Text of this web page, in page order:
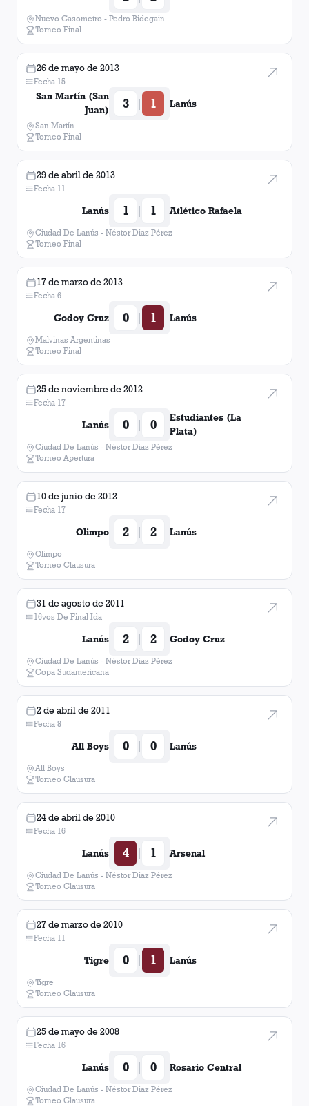
Nuevo Gasometro - Pedro Bidegain
Torneo Final
26 de mayo de 2013
Fecha 15
San Martín (San
Juan)
3 | 1 Lanús
San Martín
Torneo Final
29 de abril de 2013
Fecha 11
Lanús 1 | 1 Atlético Rafaela
Ciudad De Lanús - Néstor Diaz Pérez
Torneo Final
17 de marzo de 2013
Fecha 6
Godoy Cruz 0 | 1 Lanús
Malvinas Argentinas
Torneo Final
25 de noviembre de 2012
Fecha 17
Lanús 0 | 0
Estudiantes (La
Plata)
Ciudad De Lanús - Néstor Diaz Pérez
Torneo Apertura
10 de junio de 2012
Fecha 17
Olimpo 2 | 2 Lanús
Olimpo
Torneo Clausura
31 de agosto de 2011
16vos De Final Ida
Lanús 2 | 2 Godoy Cruz
Ciudad De Lanús - Néstor Diaz Pérez
Copa Sudamericana
2 de abril de 2011
Fecha 8
All Boys 0 | 0 Lanús
All Boys
Torneo Clausura
24 de abril de 2010
Fecha 16
Lanús 4 | 1 Arsenal
Ciudad De Lanús - Néstor Diaz Pérez
Torneo Clausura
27 de marzo de 2010
Fecha 11
Tigre 0 | 1 Lanús
Tigre
Torneo Clausura
25 de mayo de 2008
Fecha 16
Lanús 0 | 0 Rosario Central
Ciudad De Lanús - Néstor Diaz Pérez
Torneo Clausura